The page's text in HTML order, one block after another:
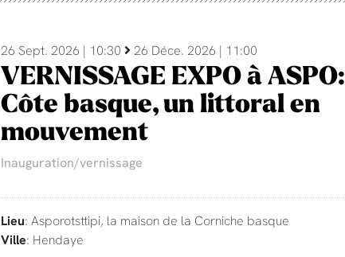
26 Sept. 2026 | 10:30 26 Déce. 2026 | 11:00
VERNISSAGE EXPO à ASPO:
Côte basque, un littoral en
mouvement
Inauguration/vernissage
Lieu: Asporotsttipi, la maison de la Corniche basque
Ville: Hendaye